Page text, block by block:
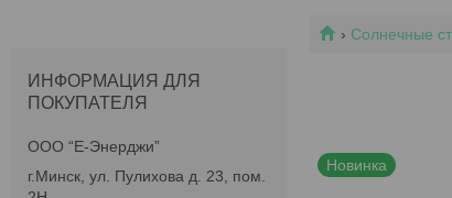
Солнечные
Новинка
ИНФОРМАЦИЯ ДЛЯ
ПОКУПАТЕЛЯ
ООО “Е-Энерджи”
г.Минск, ул. Пулихова д. 23, пом.